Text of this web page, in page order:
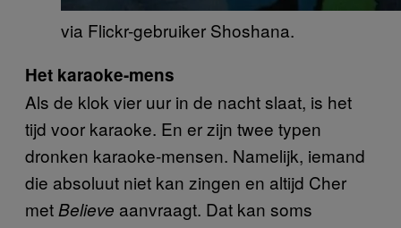
via Flickr-gebruiker Shoshana.
Het karaoke-mens
Als de klok vier uur in de nacht slaat, is het
tijd voor karaoke. En er zijn twee typen
dronken karaoke-mensen. Namelijk, iemand
die absoluut niet kan zingen en altijd Cher
met Believe aanvraagt. Dat kan soms